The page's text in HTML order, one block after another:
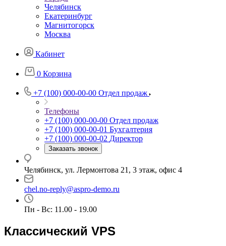
Челябинск
Екатеринбург
Магнитогорск
Москва
Кабинет
0 Корзина
+7 (100) 000-00-00 Отдел продаж
Телефоны
+7 (100) 000-00-00 Отдел продаж
+7 (100) 000-00-01 Бухгалтерия
+7 (100) 000-00-02 Директор
Заказать звонок
Челябинск, ул. Лермонтова 21, 3 этаж, офис 4
chel.no-reply@aspro-demo.ru
Пн - Вс: 11.00 - 19.00
Классический VPS